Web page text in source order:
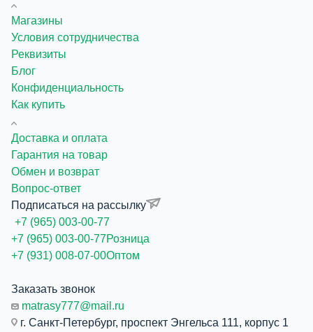
Магазины
Условия сотрудничества
Реквизиты
Блог
Конфиденциальность
Как купить
Доставка и оплата
Гарантия на товар
Обмен и возврат
Вопрос-ответ
Подписаться на рассылку
+7 (965) 003-00-77
+7 (965) 003-00-77Розница
+7 (931) 008-07-00Оптом
Заказать звонок
matrasy777@mail.ru
г. Санкт-Петербург, проспект Энгельса 111, корпус 1